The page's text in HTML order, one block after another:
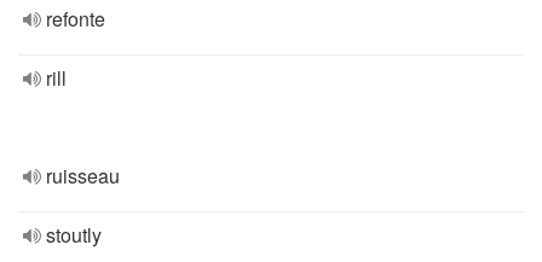
refonte
rill
ruisseau
stoutly